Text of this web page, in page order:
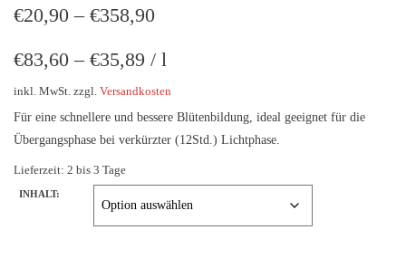
basierend auf
Kundenbewertungen
€20,90 – €358,90
€83,60 – €35,89 / l
inkl. MwSt. zzgl. Versandkosten
Für eine schnellere und bessere Blütenbildung, ideal geeignet für die
Übergangsphase bei verkürzter (12Std.) Lichtphase.
Lieferzeit: 2 bis 3 Tage
INHALT: